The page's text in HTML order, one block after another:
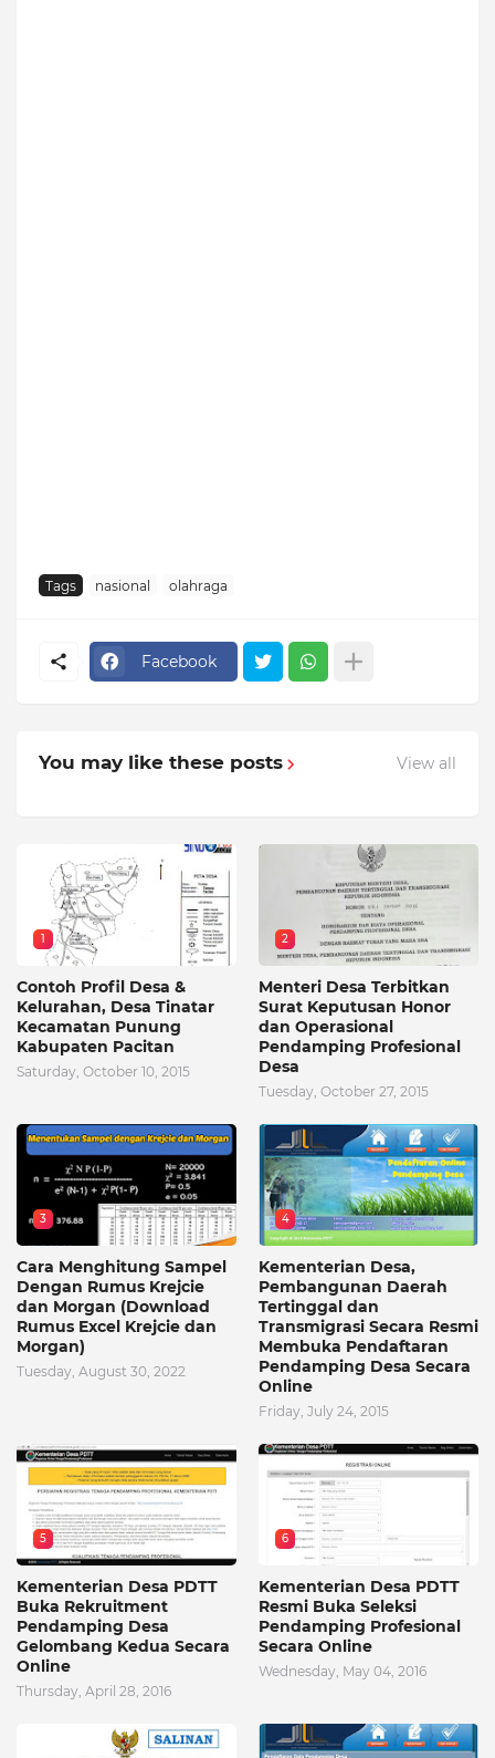
Tags nasional olahraga
Facebook
You may like these posts View all
1
Contoh Profil Desa &
Kelurahan, Desa Tinatar
Kecamatan Punung
Kabupaten Pacitan
Saturday, October 10, 2015
2
Menteri Desa Terbitkan
Surat Keputusan Honor
dan Operasional
Pendamping Profesional
Desa
Tuesday, October 27, 2015
3
Cara Menghitung Sampel
Dengan Rumus Krejcie
dan Morgan (Download
Rumus Excel Krejcie dan
Morgan)
Tuesday, August 30, 2022
4
Kementerian Desa,
Pembangunan Daerah
Tertinggal dan
Transmigrasi Secara Resmi
Membuka Pendaftaran
Pendamping Desa Secara
Online
Friday, July 24, 2015
5
Kementerian Desa PDTT
Buka Rekruitment
Pendamping Desa
Gelombang Kedua Secara
Online
Thursday, April 28, 2016
6
Kementerian Desa PDTT
Resmi Buka Seleksi
Pendamping Profesional
Secara Online
Wednesday, May 04, 2016